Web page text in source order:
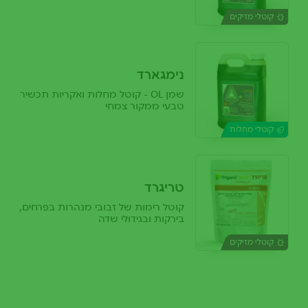
קוטלי מזיקים
קוטלי מחלות
נימגארד
שמן OL - קוטל מחלות ואקריות תכשיר
טבעי ממקור צמחי
קוטלי מזיקים
טריגרד
קוטל רימות של זבובי מנהרות בפרחים,
בירקות ובגידולי שדה